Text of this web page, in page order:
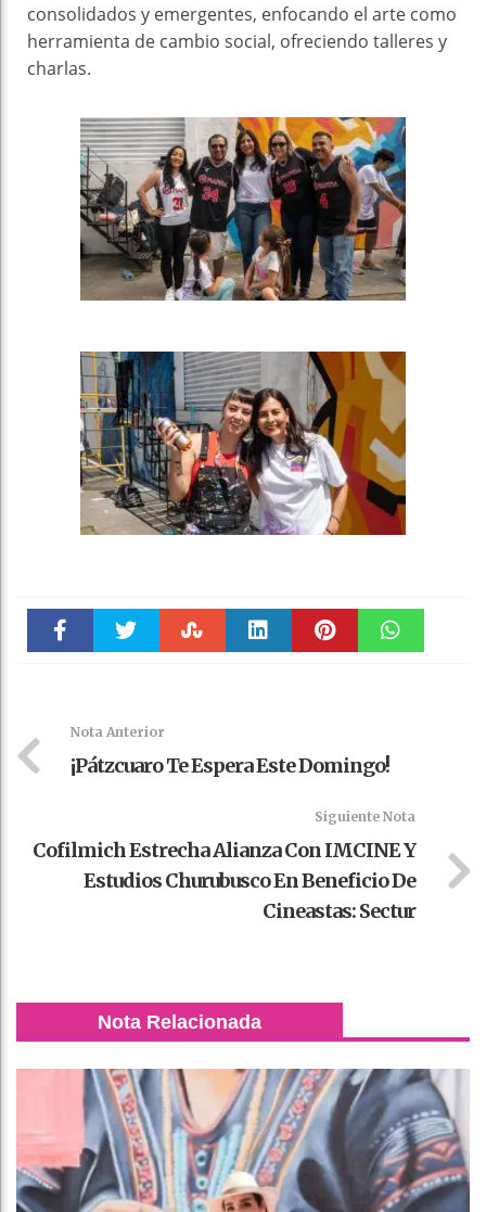
consolidados y emergentes, enfocando el arte como
herramienta de cambio social, ofreciendo talleres y
charlas.
Nota Anterior
¡Pátzcuaro Te Espera Este Domingo!
Siguiente Nota
Cofilmich Estrecha Alianza Con IMCINE Y
Estudios Churubusco En Beneficio De
Cineastas: Sectur
Nota Relacionada